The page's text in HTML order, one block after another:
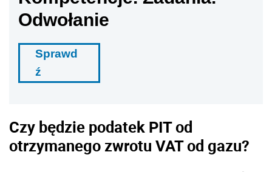
Odwołanie
Sprawd
ź
Czy będzie podatek PIT od
otrzymanego zwrotu VAT od gazu?